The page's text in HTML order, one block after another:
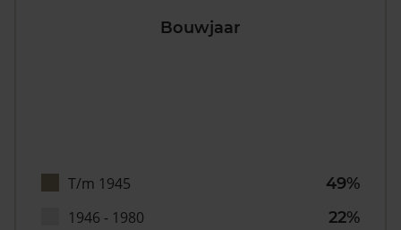
Bouwjaar
T/m 1945
49%
1946 - 1980
22%